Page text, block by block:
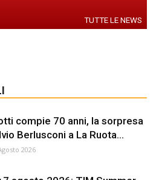
TUTTE LE NEWS
compie 70 anni, la sorpresa
Berlusconi a La Ruota...
2026